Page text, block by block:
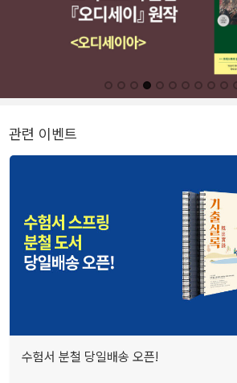
관련 이벤트
수험서 분철 당일배송 오픈!